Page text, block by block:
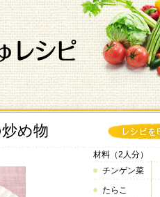
め物
材料（2人分）
チンゲン菜
たらこ